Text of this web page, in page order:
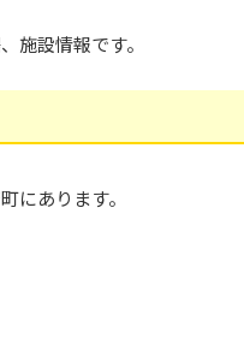
施設情報です。
にあります。